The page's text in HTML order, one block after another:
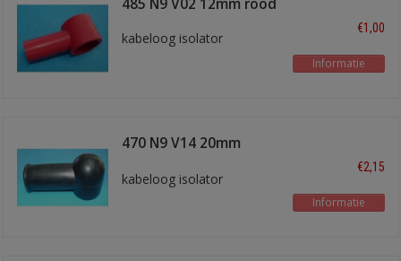
485 N9 V02 12mm rood
kabeloog isolator
€1,00
Informatie
470 N9 V14 20mm
kabeloog isolator
€2,15
Informatie